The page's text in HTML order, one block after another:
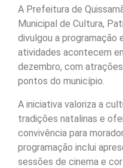
A Prefeitura de
Municipal de Cultura,
divulgou a programação
atividades acontecem
dezembro, com
pontos do município.
A iniciativa valoriza a
tradições natalinas e
convivência para
programação inclui
sessões de cinema e